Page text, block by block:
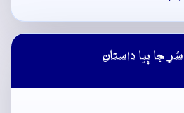
سُر جا ٻيا داستان